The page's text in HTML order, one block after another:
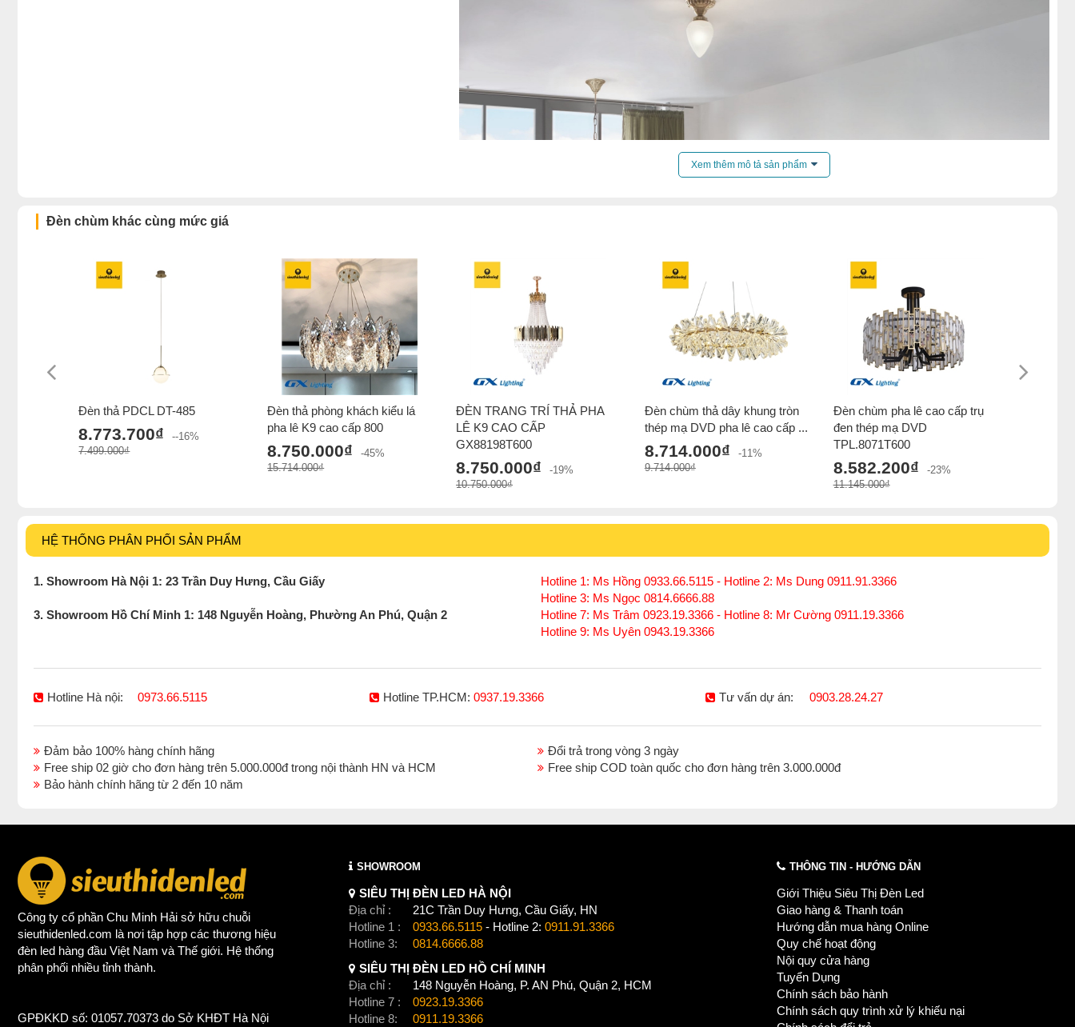
Click để xem thêm chiết khấu, quà tặng và khuyến mãi củađèn chùm.
Xem thêm mô tả sản phẩm
Đèn chùm khác cùng mức giá
Đèn thả PDCL DT-485
8.773.700₫
--16%
7.499.000₫
Đèn thả phòng khách kiểu lá
pha lê K9 cao cấp 800
8.750.000₫
-45%
15.714.000₫
ĐÈN TRANG TRÍ THẢ PHA
LÊ K9 CAO CẤP
GX88198T600
8.750.000₫
-19%
10.750.000₫
Đèn chùm thả dây khung tròn
thép mạ DVD pha lê cao cấp ...
8.714.000₫
-11%
9.714.000₫
Đèn chùm pha lê cao cấp trụ
đen thép mạ DVD
TPL.8071T600
8.582.200₫
-23%
11.145.000₫
HỆ THỐNG PHÂN PHỐI SẢN PHẨM
1. Showroom Hà Nội 1: 23 Trần Duy Hưng, Cầu Giấy
Hotline 1: Ms Hồng 0933.66.5115 - Hotline 2: Ms Dung 0911.91.3366
Hotline 3: Ms Ngọc 0814.6666.88
3. Showroom Hồ Chí Minh 1: 148 Nguyễn Hoàng, Phường An Phú, Quận 2
Hotline 7: Ms Trâm 0923.19.3366 - Hotline 8: Mr Cường 0911.19.3366
Hotline 9: Ms Uyên 0943.19.3366
Hotline Hà nội: 0973.66.5115 Hotline TP.HCM: 0937.19.3366 Tư vấn dự án: 0903.28.24.27
Đảm bảo 100% hàng chính hãng
Đổi trả trong vòng 3 ngày
Free ship 02 giờ cho đơn hàng trên 5.000.000đ trong nội thành HN và HCM
Free ship COD toàn quốc cho đơn hàng trên 3.000.000đ
Bảo hành chính hãng từ 2 đến 10 năm
Công ty cổ phần Chu Minh Hải sở hữu chuỗi
sieuthidenled.com là nơi tập hợp các thương hiệu
đèn led hàng đầu Việt Nam và Thế giới. Hệ thống
phân phối nhiều tỉnh thành.
GPĐKKD số: 01057.70373 do Sở KHĐT Hà Nội
SHOWROOM
SIÊU THỊ ĐÈN LED HÀ NỘI
Địa chỉ :
21C Trần Duy Hưng, Cầu Giấy, HN
Hotline 1 :
0933.66.5115 - Hotline 2: 0911.91.3366
Hotline 3:
0814.6666.88
SIÊU THỊ ĐÈN LED HỒ CHÍ MINH
Địa chỉ :
148 Nguyễn Hoàng, P. AN Phú, Quận 2, HCM
Hotline 7 :
0923.19.3366
Hotline 8:
0911.19.3366
THÔNG TIN - HƯỚNG DẪN
Giới Thiệu Siêu Thị Đèn Led
Giao hàng & Thanh toán
Hướng dẫn mua hàng Online
Quy chế hoạt động
Nội quy cửa hàng
Tuyển Dụng
Chính sách bảo hành
Chính sách quy trình xử lý khiếu nại